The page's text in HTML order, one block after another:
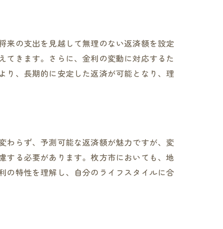
来の支出を見越して無理のない返済額を設定
てきます。さらに、金利の変動に対応するた
り、長期的に安定した返済が可能となり、理
わらず、予測可能な返済額が魅力ですが、変
する必要があります。枚方市においても、地
の特性を理解し、自分のライフスタイルに合